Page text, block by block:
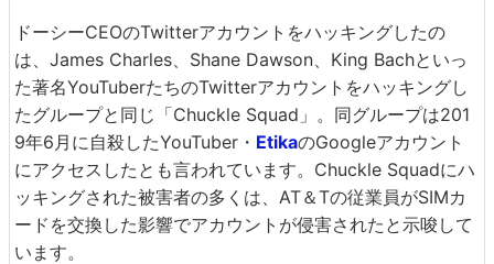
ドーシーCEOのTwitterアカウントをハッキングしたの
は、James Charles、Shane Dawson、King Bachといっ
た著名YouTuberたちのTwitterアカウントをハッキングし
たグループと同じ「Chuckle Squad」。同グループは201
9年6月に自殺したYouTuber・ EtikaのGoogleアカウント
にアクセスしたとも言われています。Chuckle Squadにハ
ッキングされた被害者の多くは、AT＆Tの従業員がSIMカ
ードを交換した影響でアカウントが侵害されたと示唆して
います。